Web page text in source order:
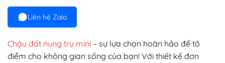
Liên hệ Zalo
Chậu đất nung trụ mini – sự lựa chọn hoàn hảo để tô
điểm cho không gian sống của bạn! Với thiết kế đơn